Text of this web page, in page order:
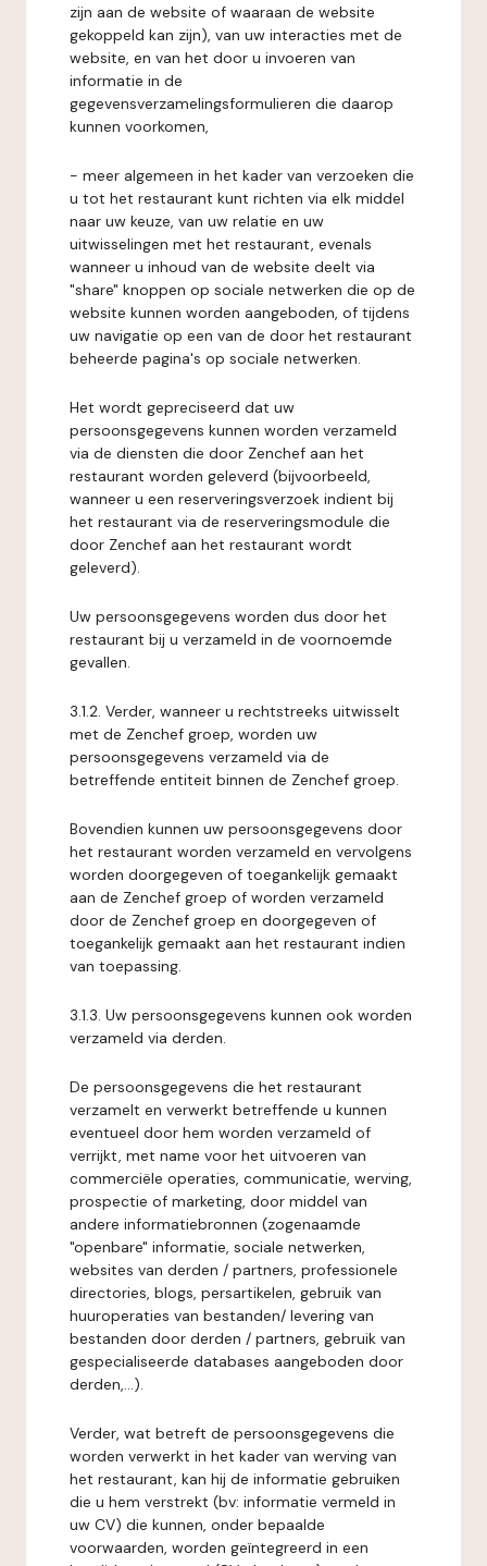
zijn aan de website of waaraan de website
gekoppeld kan zijn), van uw interacties met de
website, en van het door u invoeren van
informatie in de
gegevensverzamelingsformulieren die daarop
kunnen voorkomen,
- meer algemeen in het kader van verzoeken die
u tot het restaurant kunt richten via elk middel
naar uw keuze, van uw relatie en uw
uitwisselingen met het restaurant, evenals
wanneer u inhoud van de website deelt via
"share" knoppen op sociale netwerken die op de
website kunnen worden aangeboden, of tijdens
uw navigatie op een van de door het restaurant
beheerde pagina's op sociale netwerken.
Het wordt gepreciseerd dat uw
persoonsgegevens kunnen worden verzameld
via de diensten die door Zenchef aan het
restaurant worden geleverd (bijvoorbeeld,
wanneer u een reserveringsverzoek indient bij
het restaurant via de reserveringsmodule die
door Zenchef aan het restaurant wordt
geleverd).
Uw persoonsgegevens worden dus door het
restaurant bij u verzameld in de voornoemde
gevallen.
3.1.2. Verder, wanneer u rechtstreeks uitwisselt
met de Zenchef groep, worden uw
persoonsgegevens verzameld via de
betreffende entiteit binnen de Zenchef groep.
Bovendien kunnen uw persoonsgegevens door
het restaurant worden verzameld en vervolgens
worden doorgegeven of toegankelijk gemaakt
aan de Zenchef groep of worden verzameld
door de Zenchef groep en doorgegeven of
toegankelijk gemaakt aan het restaurant indien
van toepassing.
3.1.3. Uw persoonsgegevens kunnen ook worden
verzameld via derden.
De persoonsgegevens die het restaurant
verzamelt en verwerkt betreffende u kunnen
eventueel door hem worden verzameld of
verrijkt, met name voor het uitvoeren van
commerciële operaties, communicatie, werving,
prospectie of marketing, door middel van
andere informatiebronnen (zogenaamde
"openbare" informatie, sociale netwerken,
websites van derden / partners, professionele
directories, blogs, persartikelen, gebruik van
huuroperaties van bestanden/ levering van
bestanden door derden / partners, gebruik van
gespecialiseerde databases aangeboden door
derden,...).
Verder, wat betreft de persoonsgegevens die
worden verwerkt in het kader van werving van
het restaurant, kan hij de informatie gebruiken
die u hem verstrekt (bv: informatie vermeld in
uw CV) die kunnen, onder bepaalde
voorwaarden, worden geïntegreerd in een